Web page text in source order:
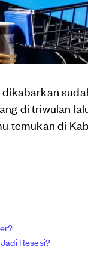
di triwulan
temukan di
Resesi?